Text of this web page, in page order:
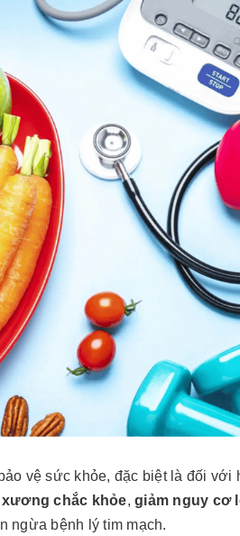
vệ sức khỏe, đặc biệt là đối với
xương chắc khỏe, giảm nguy cơ
ngừa bệnh lý tim mạch.